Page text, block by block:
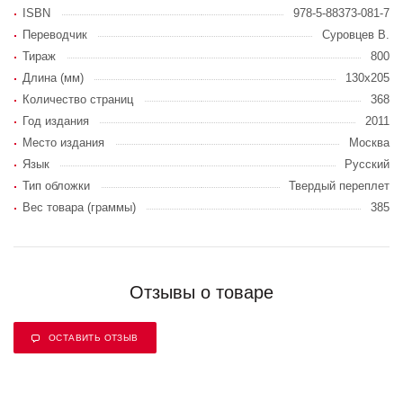
ISBN
978-5-88373-081-7
Переводчик
Суровцев В.
Тираж
800
Длина (мм)
130х205
Количество страниц
368
Год издания
2011
Место издания
Москва
Язык
Русский
Тип обложки
Твердый переплет
Вес товара (граммы)
385
Отзывы о товаре
ОСТАВИТЬ ОТЗЫВ